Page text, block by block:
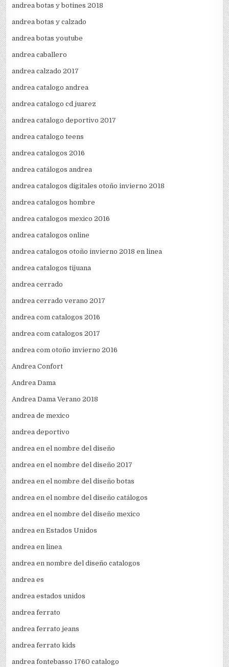
andrea botas y botines 2018
andrea botas y calzado
andrea botas youtube
andrea caballero
andrea calzado 2017
andrea catalogo andrea
andrea catalogo cd juarez
andrea catalogo deportivo 2017
andrea catalogo teens
andrea catalogos 2016
andrea catálogos andrea
andrea catalogos digitales otoño invierno 2018
andrea catalogos hombre
andrea catalogos mexico 2016
andrea catalogos online
andrea catalogos otoño invierno 2018 en linea
andrea catalogos tijuana
andrea cerrado
andrea cerrado verano 2017
andrea com catalogos 2016
andrea com catalogos 2017
andrea com otoño invierno 2016
Andrea Confort
Andrea Dama
Andrea Dama Verano 2018
andrea de mexico
andrea deportivo
andrea en el nombre del diseño
andrea en el nombre del diseño 2017
andrea en el nombre del diseño botas
andrea en el nombre del diseño catálogos
andrea en el nombre del diseño mexico
andrea en Estados Unidos
andrea en linea
andrea en nombre del diseño catalogos
andrea es
andrea estados unidos
andrea ferrato
andrea ferrato jeans
andrea ferrato kids
andrea fontebasso 1760 catalogo